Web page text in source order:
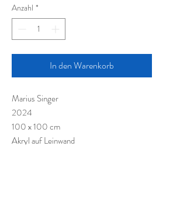
Anzahl *
In den Warenkorb
Marius Singer
2024
100 x 100 cm
Akryl auf Leinwand